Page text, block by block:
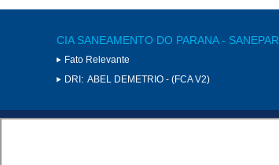
CIA SANEAMENTO DO PARANA - SANEPAR
Fato Relevante
DRI: ABEL DEMETRIO - (FCA V2)